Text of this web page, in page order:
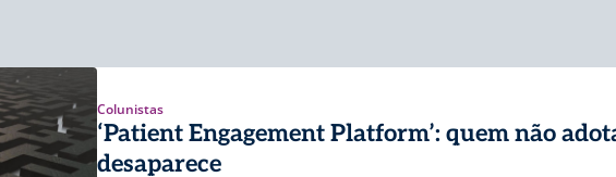
Colunistas
‘Patient Engagement Platform’: quem não
desaparece